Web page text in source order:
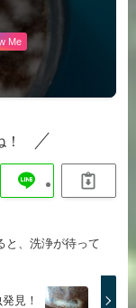
Me
と、洗浄が待って
見！